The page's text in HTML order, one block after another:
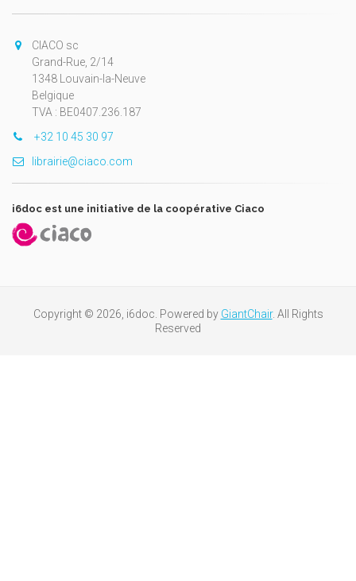
CIACO sc
Grand-Rue, 2/14
1348 Louvain-la-Neuve
Belgique
TVA : BE0407.236.187
+32 10 45 30 97
librairie@ciaco.com
i6doc est une initiative de la coopérative Ciaco
Copyright © 2026, i6doc. Powered by GiantChair. All Rights
Reserved